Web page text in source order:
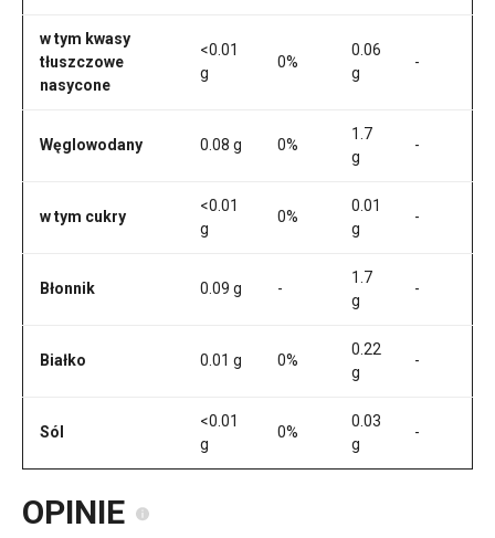
w tym kwasy
tłuszczowe
nasycone
<0.01
g
0%
0.06
g
-
Węglowodany 0.08 g 0%
1.7
g
-
w tym cukry
<0.01
g
0%
0.01
g
-
Błonnik 0.09 g -
1.7
g
-
Białko 0.01 g 0%
0.22
g
-
Sól
<0.01
g
0%
0.03
g
-
OPINIE